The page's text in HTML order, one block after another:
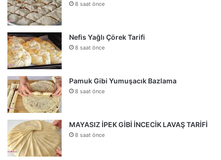
8 saat önce
Nefis Yağlı Çörek Tarifi
8 saat önce
Pamuk Gibi Yumuşacık Bazlama
8 saat önce
MAYASIZ İPEK GİBİ İNCECİK LAVAŞ TARİFİ
8 saat önce